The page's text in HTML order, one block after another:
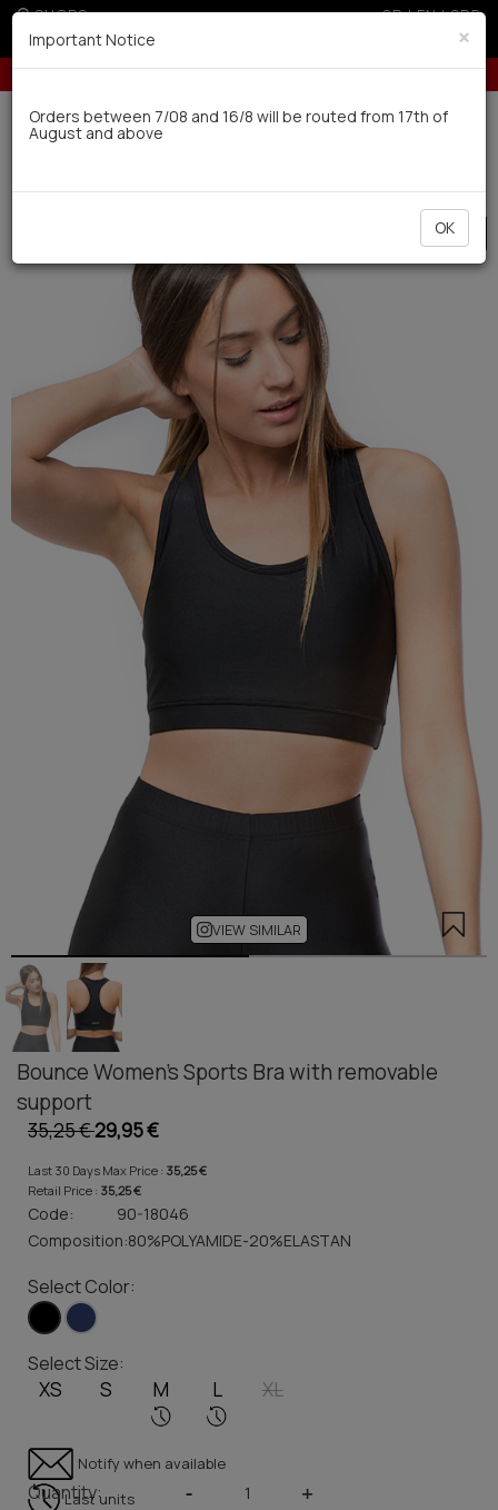
SHOPS GR|EN|SRB
cards for orders over 50€ Up to 6 interest-free installments with
Delivery in 7-9 working days via UPS
SALE
VIEW SIMILAR
Bounce Women's Sports Bra with removable
support
35,25 €29,95 €
Last 30 Days Max Price : 35,25 €
Retail Price : 35,25 €
Code:
90-18046
Composition:80%POLYAMIDE-20%ELASTAN
Select Color:
Select Size:
XS S M L XL
Notify when available
Last units
Quantity: - +
×
Important Notice
Orders between 7/08 and 16/8 will be routed from 17th of
August and above
OK